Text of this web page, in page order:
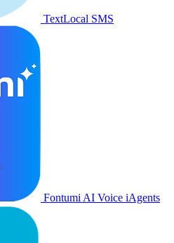
TextLocal SMS
Fontumi AI Voice iAgents